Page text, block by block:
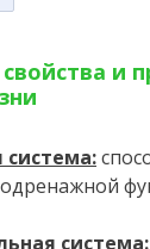
и
система: